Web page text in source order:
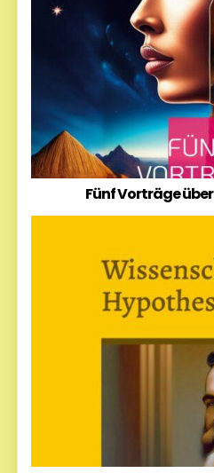
Fünf Vorträge